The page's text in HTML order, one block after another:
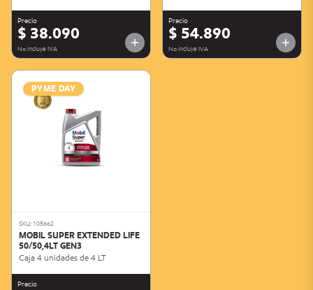
Precio
$ 38.090
No incluye IVA
Precio
$ 54.890
No incluye IVA
PYME DAY
SKU: 105662
MOBIL SUPER EXTENDED LIFE
50/50,4LT GEN3
Caja 4 unidades de 4 LT
Precio